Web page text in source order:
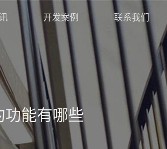
开发案例 联系我们
功能有哪些